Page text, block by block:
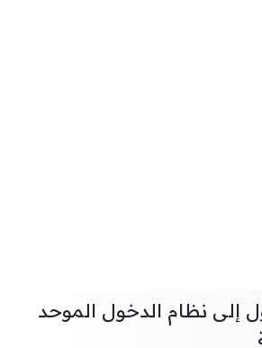
إلى نظام الدخول الموحد